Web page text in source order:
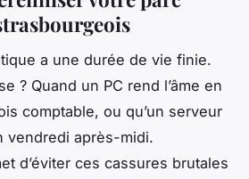
a une durée de vie finie.
? Quand un PC rend l’âme en
comptable, ou qu’un serveur
vendredi après-midi.
d’éviter ces cassures brutales